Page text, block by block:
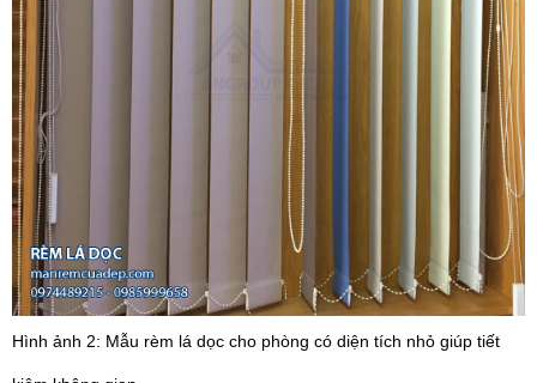
Hình ảnh 2: Mẫu rèm lá dọc cho phòng có diện tích nhỏ giúp tiết